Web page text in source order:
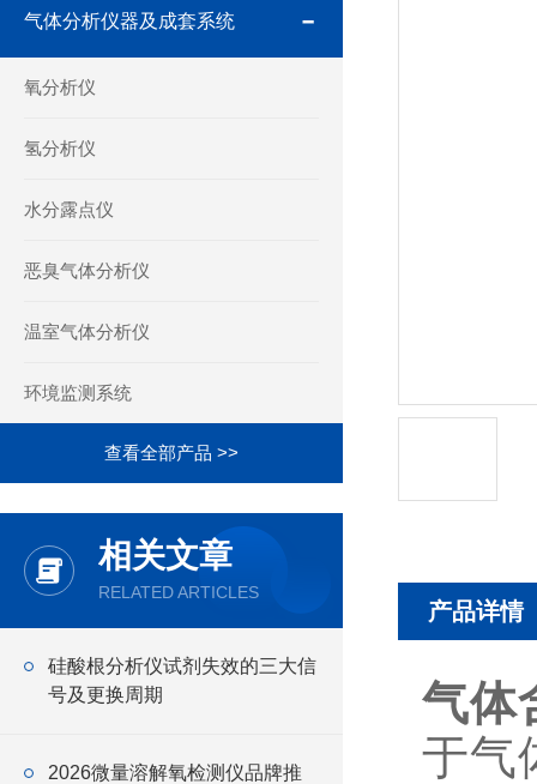
气体分析仪器及成套系统
氧分析仪
氢分析仪
水分露点仪
恶臭气体分析仪
温室气体分析仪
环境监测系统
查看全部产品 >>
相关文章
RELATED ARTICLES
硅酸根分析仪试剂失效的三大信
号及更换周期
2026微量溶解氧检测仪品牌推
产品详情
气体
于气